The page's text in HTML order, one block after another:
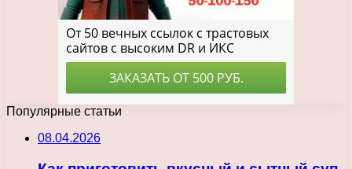
Популярные статьи
08.04.2026